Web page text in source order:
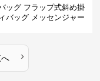
ッグ フラップ式斜め掛
バッグ メッセンジャー
›